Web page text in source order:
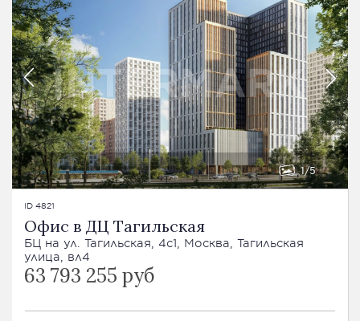
1 5
ID 4821
Офис в ДЦ Тагильская
БЦ на ул. Тагильская, 4с1, Москва, Тагильская
улица, вл4
63 793 255 руб